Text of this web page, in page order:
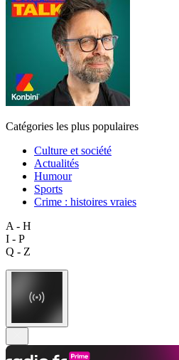
Catégories les plus populaires
Culture et société
Actualités
Humour
Sports
Crime : histoires vraies
A - H
I - P
Q - Z